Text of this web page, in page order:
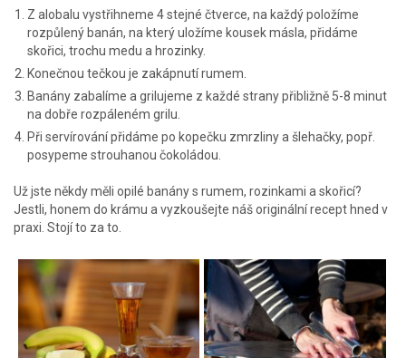
Z alobalu vystřihneme 4 stejné čtverce, na každý položíme
rozpůlený banán, na který uložíme kousek másla, přidáme
skořici, trochu medu a hrozinky.
Konečnou tečkou je zakápnutí rumem.
Banány zabalíme a grilujeme z každé strany přibližně 5-8 minut
na dobře rozpáleném grilu.
Při servírování přidáme po kopečku zmrzliny a šlehačky, popř.
posypeme strouhanou čokoládou.
Už jste někdy měli opilé banány s rumem, rozinkami a skořicí?
Jestli, honem do krámu a vyzkoušejte náš originální recept hned v
praxi. Stojí to za to.